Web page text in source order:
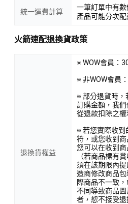
統一運費計算
一筆訂單中有
產品可能分次配
火箭速配退換貨政策
退換貨權益
※ WOW會員：
※ 非WOW會員
※ 部分退貨時，
訂購金額，我
從退款扣除之權
※ 若您實際收到
符，或您收到商
您可以在收到
（若商品標有
須在該期限內
造商修改商品
際商品不一致
不同導致商品
者，恕不接受退